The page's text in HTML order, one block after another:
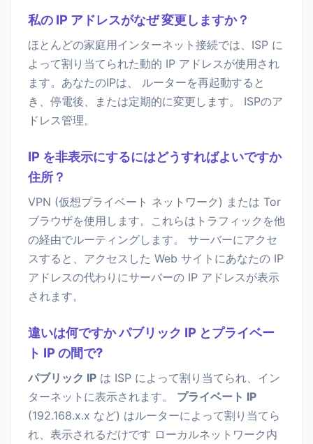
私の IP アドレスがなぜ 変更しますか？
ほとんどの家庭用インターネット接続では、ISP に
よって割り当てられた動的 IP アドレスが使用され
ます。あなたのIPは、 ルーターを再起動すると
き、停電後、または定期的に変更します。 ISPのア
ドレス管理。
IP を非表示にするにはどうすればよいですか
住所？
VPN (仮想プライベート ネットワーク) または Tor
ブラウザを使用します。これらはトラフィックを他
の経由でルーティングします。 サーバーにアクセ
スすると、アクセスした Web サイトにあなたの IP
アドレスの代わりにサーバーの IP アドレスが表示
されます。
違いは何ですか パブリック IP とプライベー
ト IP の間で?
パブリック IP は ISP によって割り当てられ、イン
ターネットに表示されます。 プライベート IP
(192.168.x.x など) はルーターによって割り当てら
れ、表示されるだけです ローカルネットワーク内